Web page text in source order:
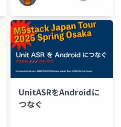
UnitASRをAndroidに
つなぐ